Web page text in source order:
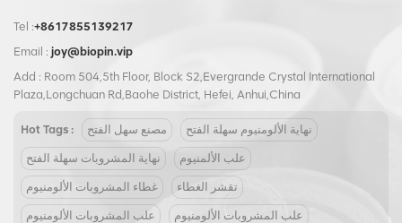
Tel :+8617855139217
Email : joy@biopin.vip
Add : Room 504,5th Floor, Block S2,Evergrande Crystal International
Plaza,Longchuan Rd,Baohe District, Hefei, Anhui,China
Hot Tags : مصنع سهل الفتح نهاية الألومنيوم سهلة الفتح
نهاية المشروبات سهلة الفتح علب الألمنيوم
غطاء المشروبات الألومنيوم تقشر الغطاء
علب المشروبات الألومنيوم علب المشروبات الألومنيوم